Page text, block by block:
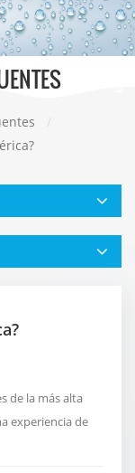
/
de la más alta
experiencia de